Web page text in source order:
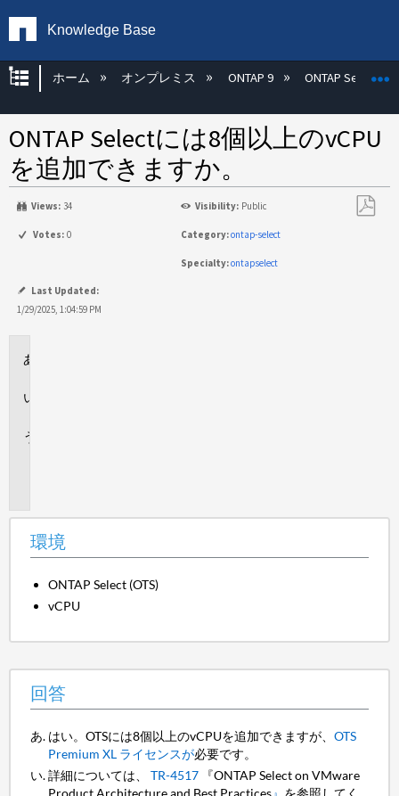
Knowledge Base
グローバル階層を展開/折りたたむ
ホーム オンプレミス ONTAP 9 ONTAP Select
ONTAP Selectには8個以上のvCPU
を追加できますか。
Views: 34 Visibility: Public
Votes: 0 Category:ontap-select
Specialty:ontapselect
Last Updated:
1/29/2025, 1:04:59 PM
環境
ONTAP Select (OTS)
vCPU
回答
はい。OTSには8個以上のvCPUを追加できますが、OTS
Premium XL ライセンスが必要です。
詳細については、TR-4517 『ONTAP Select on VMware
Product Architecture and Best Practices』 を参照してく